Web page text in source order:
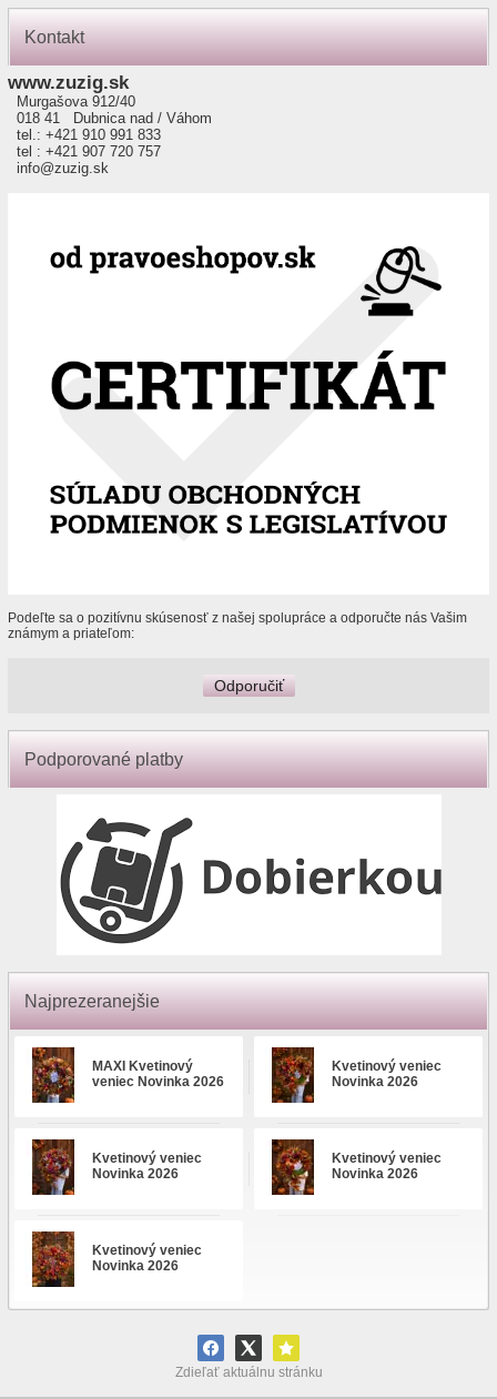
Kontakt
www.zuzig.sk
Murgašova 912/40
018 41 Dubnica nad / Váhom
tel.: +421 910 991 833
tel : +421 907 720 757
info@zuzig.sk
Podeľte sa o pozitívnu skúsenosť z našej spolupráce a odporučte nás Vašim
známym a priateľom:
Odporučiť
Podporované platby
Najprezeranejšie
MAXI Kvetinový
veniec Novinka 2026
Kvetinový veniec
Novinka 2026
Kvetinový veniec
Novinka 2026
Kvetinový veniec
Novinka 2026
Kvetinový veniec
Novinka 2026
Zdieľať aktuálnu stránku